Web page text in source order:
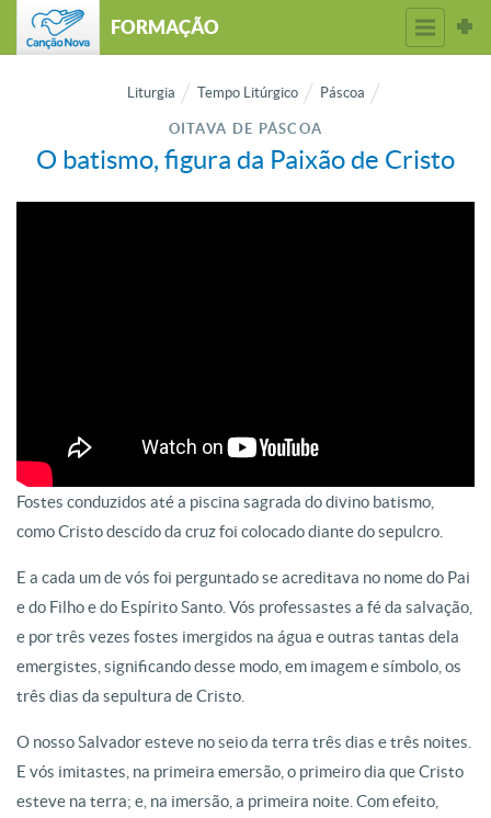
FORMAÇÃO
Liturgia Tempo Litúrgico Páscoa
OITAVA DE PÁSCOA
O batismo, figura da Paixão de Cristo
Fostes conduzidos até a piscina sagrada do divino batismo,
como Cristo descido da cruz foi colocado diante do sepulcro.
E a cada um de vós foi perguntado se acreditava no nome do Pai
e do Filho e do Espírito Santo. Vós professastes a fé da salvação,
e por três vezes fostes imergidos na água e outras tantas dela
emergistes, significando desse modo, em imagem e símbolo, os
três dias da sepultura de Cristo.
O nosso Salvador esteve no seio da terra três dias e três noites.
E vós imitastes, na primeira emersão, o primeiro dia que Cristo
esteve na terra; e, na imersão, a primeira noite. Com efeito,